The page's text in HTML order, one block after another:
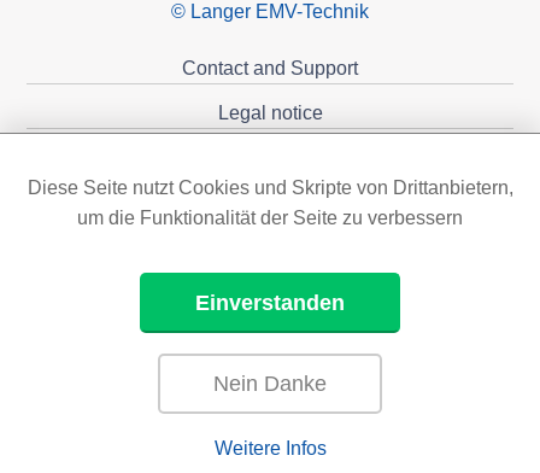
© Langer EMV-Technik
Contact and Support
Legal notice
Diese Seite nutzt Cookies und Skripte von Drittanbietern,
um die Funktionalität der Seite zu verbessern
Einverstanden
Nein Danke
Weitere Infos